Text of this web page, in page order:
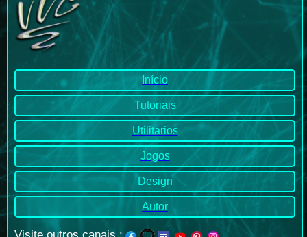
Início
Tutoriais
Utilitarios
Jogos
Design
Autor